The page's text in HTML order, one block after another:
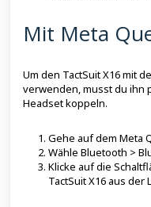
Mit Meta
Um den TactSuit X16 mit
verwenden, musst du ihn
Headset koppeln.
Gehe auf dem Meta
Wähle Bluetooth >
Klicke auf die
TactSuit X16 aus der